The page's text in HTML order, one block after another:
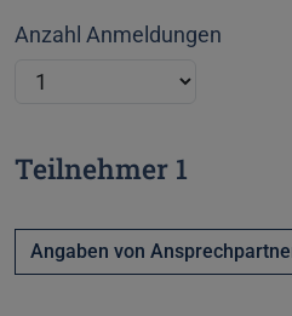
Anzahl Anmeldungen
Teilnehmer 1
Angaben von